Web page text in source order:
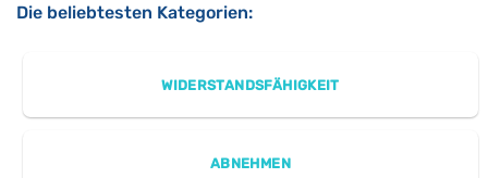
Die beliebtesten Kategorien:
WIDERSTANDSFÄHIGKEIT
ABNEHMEN